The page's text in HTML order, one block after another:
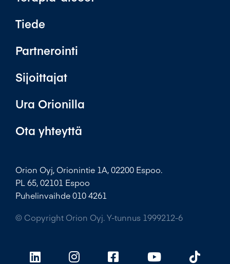
Tiede
Partnerointi
Sijoittajat
Ura Orionilla
Ota yhteyttä
Orion Oyj, Orionintie 1A, 02200 Espoo.
PL 65, 02101 Espoo
Puhelinvaihde 010 4261
© Copyright Orion Oyj. Y-tunnus 1999212-6